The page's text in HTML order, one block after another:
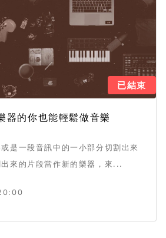
已結束
器的你也能輕鬆做音樂
是一段音訊中的一小部分切割出來
來的片段當作新的樂器，來...